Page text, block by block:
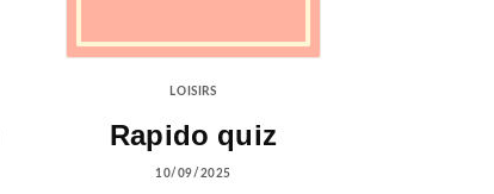
LOISIRS
Rapido quiz
10/09/2025